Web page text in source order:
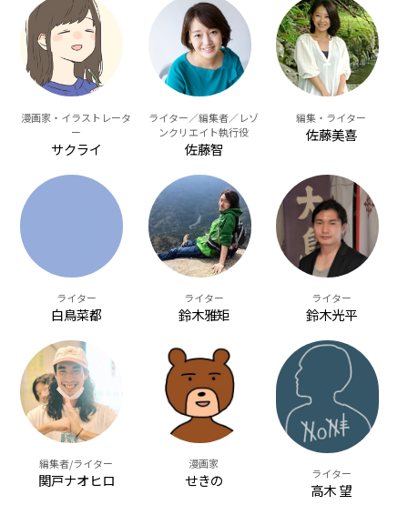
漫画家・イラストレータ
ー
サクライ
ライター／編集者／レゾ
ンクリエイト執行役
佐藤智
編集・ライター
佐藤美喜
ライター
白鳥菜都
ライター
鈴木雅矩
ライター
鈴木光平
編集者/ライター
関戸ナオヒロ
漫画家
せきの ライター
高木 望